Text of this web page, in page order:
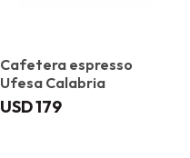
Cafetera espresso
Ufesa Calabria
USD179